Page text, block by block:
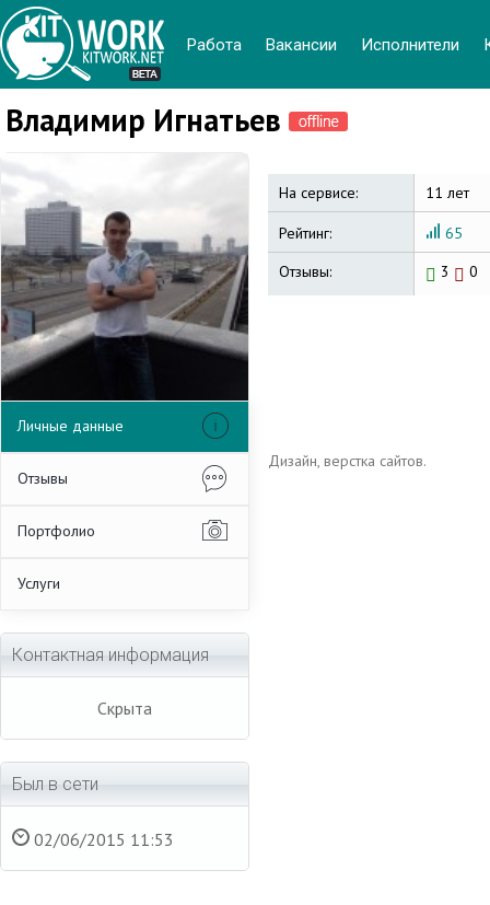
Работа Вакансии Иcполнители
Владимир Игнатьев
Личные данные
Отзывы
Портфолио
Услуги
Контактная информация
Скрыта
Был в сети
02/06/2015 11:53
На сервисе: 11 лет
Рейтинг:
65
Отзывы:
3 0
Дизайн, верстка сайтов.